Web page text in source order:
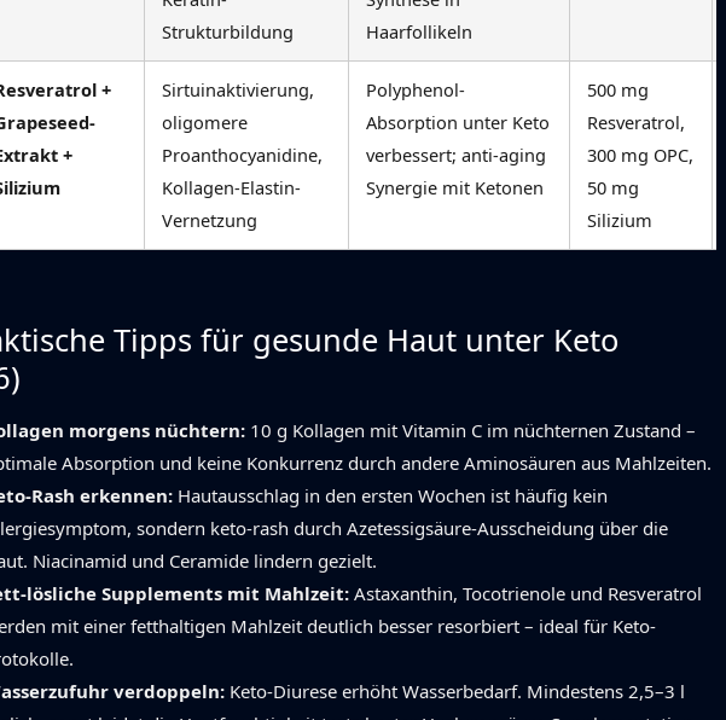
Strukturbildung
Haarfollikeln
+
+
Sirtuinaktivierung,
oligomere
Proanthocyanidine,
Kollagen-Elastin-
Vernetzung
Polyphenol-
Absorption unter Keto
verbessert; anti-aging
Synergie mit Ketonen
500 mg
Resveratrol,
300 mg OPC,
50 mg
Silizium
Tipps für gesunde Haut unter Keto
morgens nüchtern: 10 g Kollagen mit Vitamin C im nüchternen Zustand –
Absorption und keine Konkurrenz durch andere Aminosäuren aus Mahlzeiten.
Rash erkennen: Hautausschlag in den ersten Wochen ist häufig kein
sondern keto-rash durch Azetessigsäure-Ausscheidung über die
Niacinamid und Ceramide lindern gezielt.
lösliche Supplements mit Mahlzeit: Astaxanthin, Tocotrienole und Resveratrol
mit einer fetthaltigen Mahlzeit deutlich besser resorbiert – ideal für Keto-
verdoppeln: Keto-Diurese erhöht Wasserbedarf. Mindestens 2,5–3 l